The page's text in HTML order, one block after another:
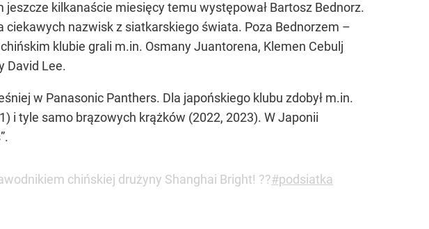
kilkanaście miesięcy temu występował Bartosz Bednorz.
ciekawych nazwisk z siatkarskiego świata. Poza Bednorzem –
klubie grali m.in. Osmany Juantorena, Klemen Cebulj
David Lee.
w Panasonic Panthers. Dla japońskiego klubu zdobył m.in.
i tyle samo brązowych krążków (2022, 2023). W Japonii
chińskiej drużyny Shanghai Bright! ??#podsiatka